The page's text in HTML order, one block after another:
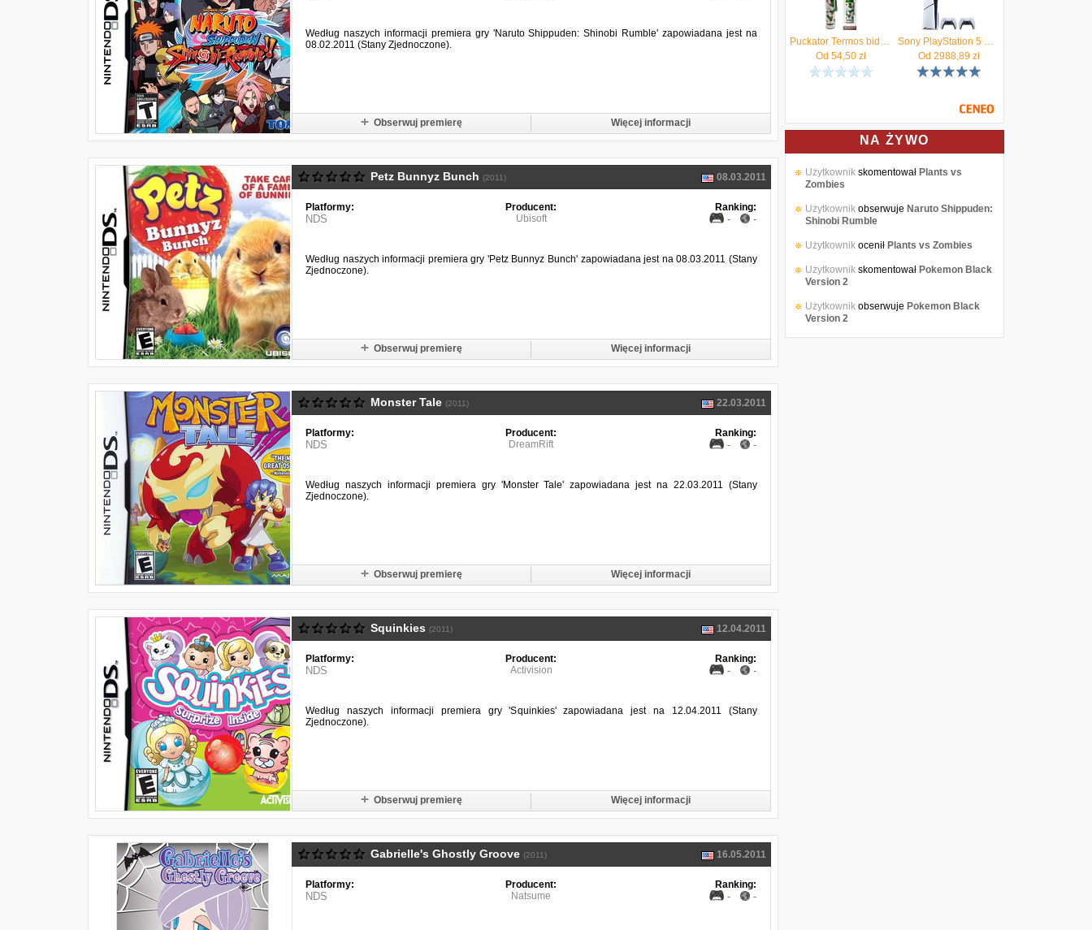
Według naszych informacji premiera gry 'Naruto Shippuden: Shinobi Rumble' zapowiadana jest na
08.02.2011 (Stany Zjednoczone).
Obserwuj premierę Więcej informacji
Petz Bunnyz Bunch (2011) 08.03.2011
Platformy:
NDS
Producent:
Ubisoft
Ranking:
- -
Według naszych informacji premiera gry 'Petz Bunnyz Bunch' zapowiadana jest na 08.03.2011 (Stany
Zjednoczone).
Obserwuj premierę Więcej informacji
Monster Tale (2011) 22.03.2011
Platformy:
NDS
Producent:
DreamRift
Ranking:
- -
Według naszych informacji premiera gry 'Monster Tale' zapowiadana jest na 22.03.2011 (Stany
Zjednoczone).
Obserwuj premierę Więcej informacji
Squinkies (2011) 12.04.2011
Platformy:
NDS
Producent:
Activision
Ranking:
- -
Według naszych informacji premiera gry 'Squinkies' zapowiadana jest na 12.04.2011 (Stany
Zjednoczone).
Obserwuj premierę Więcej informacji
Gabrielle's Ghostly Groove (2011) 16.05.2011
Platformy:
NDS
Producent:
Natsume
Ranking:
- -
Puckator Termos bidon z termometrem Minecraft SSS BOOM 450ml
Od 54,50zł
Sony PlayStation 5 D Chassis (Slim) + dodatkowy pad DualSense Biały
Od 2988,89 zł
NA ŻYWO
Użytkownik skomentował Plants vs
Zombies
Użytkownik obserwuje Naruto Shippuden:
Shinobi Rumble
Użytkownik ocenił Plants vs Zombies
Użytkownik skomentował Pokemon Black
Version 2
Użytkownik obserwuje Pokemon Black
Version 2